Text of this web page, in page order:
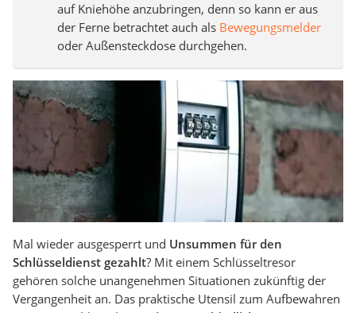
auf Kniehöhe anzubringen, denn so kann er aus
der Ferne betrachtet auch als Bewegungsmelder
oder Außensteckdose durchgehen.
Mal wieder ausgesperrt und Unsummen für den
Schlüsseldienst gezahlt? Mit einem Schlüsseltresor
gehören solche unangenehmen Situationen zukünftig der
Vergangenheit an. Das praktische Utensil zum Aufbewahren